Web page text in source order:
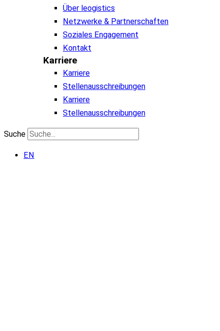
Über leogistics
Netzwerke & Partnerschaften
Soziales Engagement
Kontakt
Karriere
Karriere
Stellenausschreibungen
Karriere
Stellenausschreibungen
Suche
EN